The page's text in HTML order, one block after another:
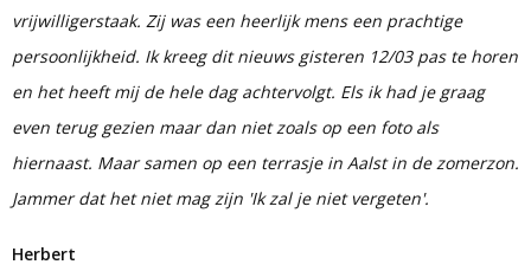
vrijwilligerstaak. Zij was een heerlijk mens een prachtige
persoonlijkheid. Ik kreeg dit nieuws gisteren 12/03 pas te horen
en het heeft mij de hele dag achtervolgt. Els ik had je graag
even terug gezien maar dan niet zoals op een foto als
hiernaast. Maar samen op een terrasje in Aalst in de zomerzon.
Jammer dat het niet mag zijn 'Ik zal je niet vergeten'.
Herbert